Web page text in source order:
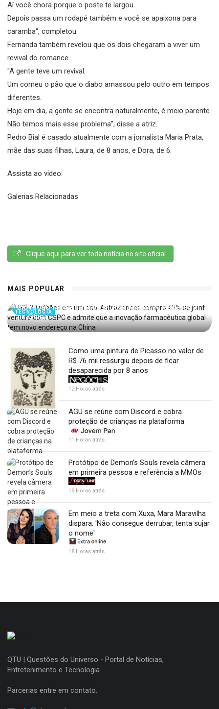
Aí você chora porque o poste te largou.
Depois passa um rodapé também e você se apaixona para
caramba", completou.
Fernanda também revelou que os dois chegaram a viver um
revival do romance.
"A gente teve um revival.
Um comeu o pão que o diabo amassou pelo outro em tempos
diferentes.
Hoje em dia, a gente se encontra naturalmente, é meio parente.
Não temos mais esse problema", disse a atriz.
Pedro Bial é casado atualmente com a jornalista Maria Prata,
mãe das suas filhas, Laura, de 8 anos, e Dora, de 6.
Assista ao vídeo:
Galerias Relacionadas
Clique aqui para ver toda notícia no site oficial.
MAIS POPULAR
TECNOLOGIA
US$ 20 bilhões em um ano: AstraZeneca compra
inovação farmacêutica global tem novo endereço
na China
Como uma pintura de Picasso no valor de
R$ 76 mil ressurgiu depois de ficar
desaparecida por 8 anos
12 Horas atrás
AGU se reúne com Discord e cobra
proteção de crianças na plataforma
11 Horas atrás
Protótipo de Demon’s Souls revela câmera
em primeira pessoa e referência a MMOs
19 Horas atrás
Em meio a treta com Xuxa, Mara Maravilha
dispara: 'Não consegue derrubar, tenta sujar
o nome'
18 Horas atrás
QTU | Questões do Universo - Portal de Notícias,
Entretenimento e Tecnologia
Parcerias entre em contato.